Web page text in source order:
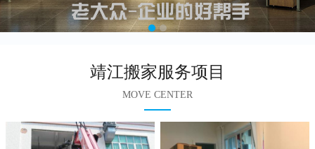
靖江搬家服务项目
MOVE CENTER